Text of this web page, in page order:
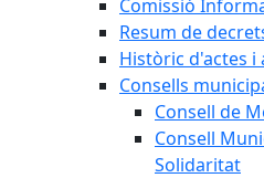
Comissió
Resum de
Històric d'actes i
Consells
Consell de
Consell
Solidaritat